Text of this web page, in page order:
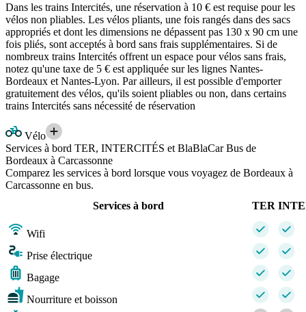
Dans les trains Intercités, une réservation à 10 € est requise pour les
vélos non pliables. Les vélos pliants, une fois rangés dans des sacs
appropriés et dont les dimensions ne dépassent pas 130 x 90 cm une
fois pliés, sont acceptés à bord sans frais supplémentaires. Si de
nombreux trains Intercités offrent un espace pour vélos sans frais,
notez qu'une taxe de 5 € est appliquée sur les lignes Nantes-
Bordeaux et Nantes-Lyon. Par ailleurs, il est possible d'emporter
gratuitement des vélos, qu'ils soient pliables ou non, dans certains
trains Intercités sans nécessité de réservation
Vélo
Services à bord TER, INTERCITÉS et BlaBlaCar Bus de
Bordeaux à Carcassonne
Comparez les services à bord lorsque vous voyagez de Bordeaux à
Carcassonne en bus.
Services à bord
TER
Wifi
Prise électrique
Bagage
Nourriture et boisson